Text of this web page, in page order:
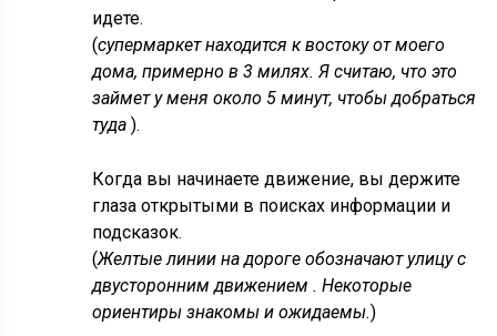
идете.
(супермаркет находится к востоку от моего
дома, примерно в 3 милях. Я считаю, что это
займет у меня около 5 минут, чтобы добраться
туда).
Когда вы начинаете движение, вы держите
глаза открытыми в поисках информации и
подсказок.
(Желтые линии на дороге обозначают улицу с
двусторонним движением . Некоторые
ориентиры знакомы и ожидаемы.)